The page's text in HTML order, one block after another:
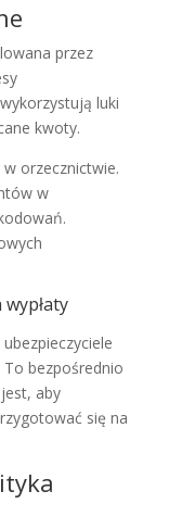
przez
luki
kwoty.
orzecznictwie.
w
bezpośrednio
aby
się na